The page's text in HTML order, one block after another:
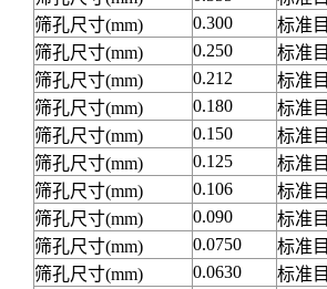
筛孔尺寸(mm)
0.300 标准
筛孔尺寸(mm)
0.250 标准
筛孔尺寸(mm)
0.212 标准
筛孔尺寸(mm)
0.180 标准
筛孔尺寸(mm)
0.150 标准
筛孔尺寸(mm)
0.125 标准
筛孔尺寸(mm)
0.106 标准
筛孔尺寸(mm)
0.090 标准
筛孔尺寸(mm)
0.0750 标准
筛孔尺寸(mm)
0.0630 标准